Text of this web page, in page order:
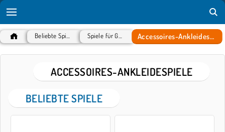
Accessoires-Ankleidespiele
ACCESSOIRES-ANKLEIDESPIELE
BELIEBTE SPIELE